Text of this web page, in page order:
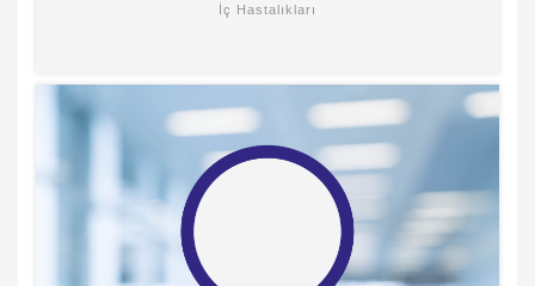
İç Hastalıkları